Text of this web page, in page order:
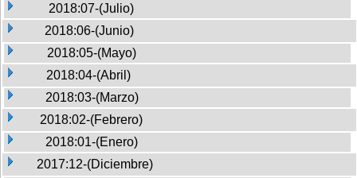
2018:07-(Julio)
2018:06-(Junio)
2018:05-(Mayo)
2018:04-(Abril)
2018:03-(Marzo)
2018:02-(Febrero)
2018:01-(Enero)
2017:12-(Diciembre)